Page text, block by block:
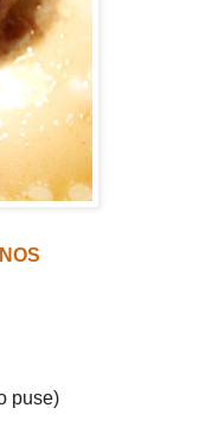
puse)